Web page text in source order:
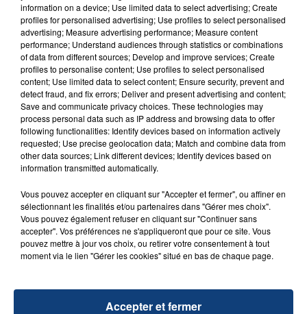
FIL D'ACTU
23 juillet 2026
SON BÉBÉ ENTRE LA VIE ET LA...
Un homme s'est immolé par le feu après avoir
aspergé sa compagne et leur bébé de trois mois
d'un liquide inflammable.
information on a device; Use limited data to select advertising; Create
profiles for personalised advertising; Use profiles to select personalised
advertising; Measure advertising performance; Measure content
performance; Understand audiences through statistics or combinations
of data from different sources; Develop and improve services; Create
profiles to personalise content; Use profiles to select personalised
content; Use limited data to select content; Ensure security, prevent and
detect fraud, and fix errors; Deliver and present advertising and content;
Save and communicate privacy choices. These technologies may
process personal data such as IP address and browsing data to offer
following functionalities: Identify devices based on information actively
requested; Use precise geolocation data; Match and combine data from
other data sources; Link different devices; Identify devices based on
information transmitted automatically.
Vous pouvez accepter en cliquant sur "Accepter et fermer", ou affiner en
sélectionnant les finalités et/ou partenaires dans "Gérer mes choix".
Vous pouvez également refuser en cliquant sur "Continuer sans
accepter". Vos préférences ne s'appliqueront que pour ce site. Vous
pouvez mettre à jour vos choix, ou retirer votre consentement à tout
moment via le lien "Gérer les cookies" situé en bas de chaque page.
Accepter et fermer